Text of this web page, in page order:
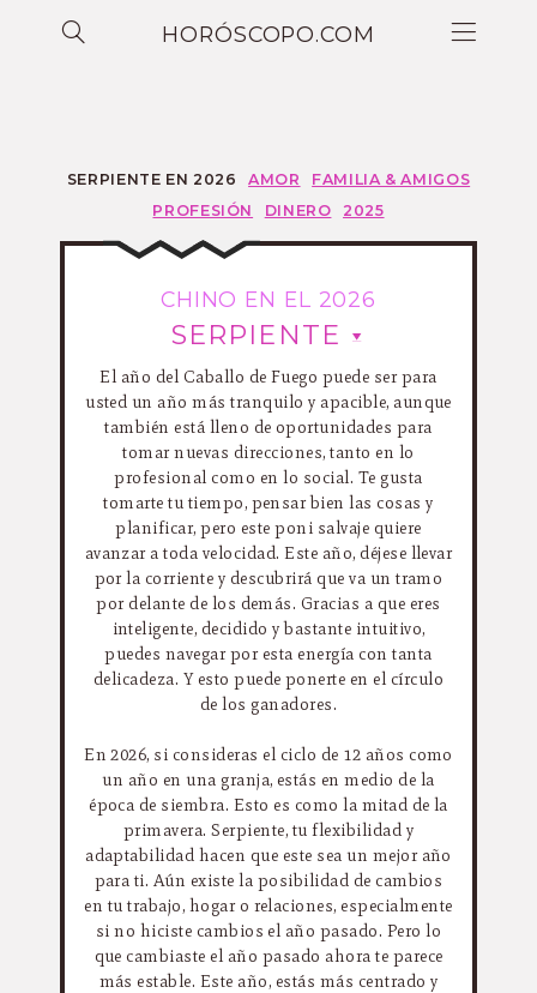
HORÓSCOPO.COM
SERPIENTE EN 2026 AMOR
FAMILIA & AMIGOS
PROFESIÓN
DINERO 2025
CHINO EN EL 2026
SERPIENTE
El año del Caballo de Fuego puede ser para
usted un año más tranquilo y apacible, aunque
también está lleno de oportunidades para
tomar nuevas direcciones, tanto en lo
profesional como en lo social. Te gusta
tomarte tu tiempo, pensar bien las cosas y
planificar, pero este poni salvaje quiere
avanzar a toda velocidad. Este año, déjese llevar
por la corriente y descubrirá que va un tramo
por delante de los demás. Gracias a que eres
inteligente, decidido y bastante intuitivo,
puedes navegar por esta energía con tanta
delicadeza. Y esto puede ponerte en el círculo
de los ganadores.
En 2026, si consideras el ciclo de 12 años como
un año en una granja, estás en medio de la
época de siembra. Esto es como la mitad de la
primavera. Serpiente, tu flexibilidad y
adaptabilidad hacen que este sea un mejor año
para ti. Aún existe la posibilidad de cambios
en tu trabajo, hogar o relaciones, especialmente
si no hiciste cambios el año pasado. Pero lo
que cambiaste el año pasado ahora te parece
más estable. Este año, estás más centrado y